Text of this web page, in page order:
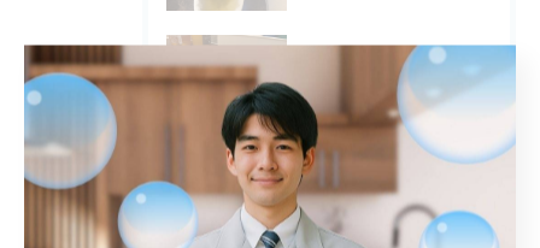
2025/12/08
2025/12/07
横須賀市 トイレ 交換